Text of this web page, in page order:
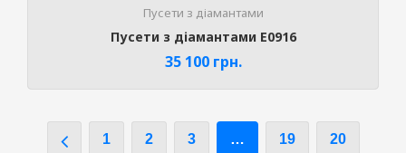
Пусети з діамантами
Пусети з діамантами E0916
35 100 грн.
1 2 3 … 19 20